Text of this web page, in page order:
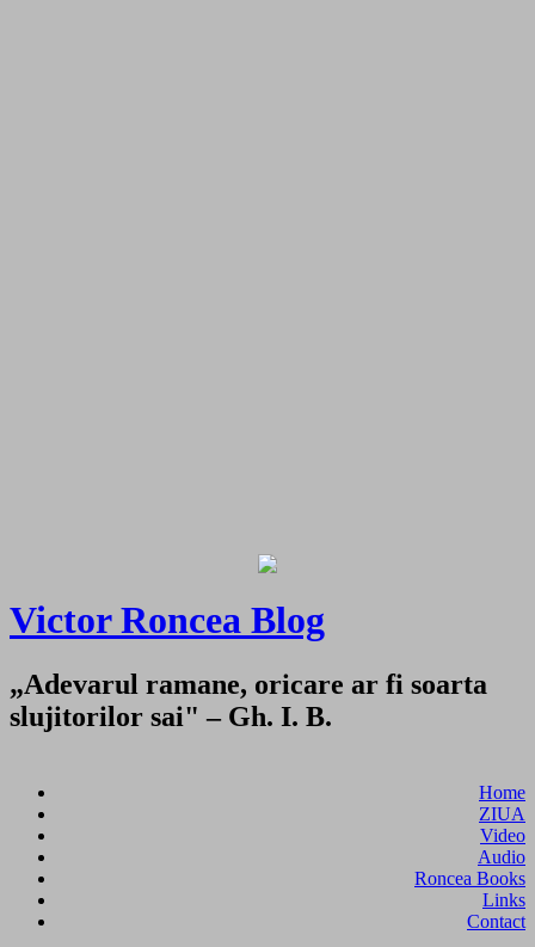
Victor Roncea Blog
„Adevarul ramane, oricare ar fi soarta
slujitorilor sai" – Gh. I. B.
Home
ZIUA
Video
Audio
Roncea Books
Links
Contact